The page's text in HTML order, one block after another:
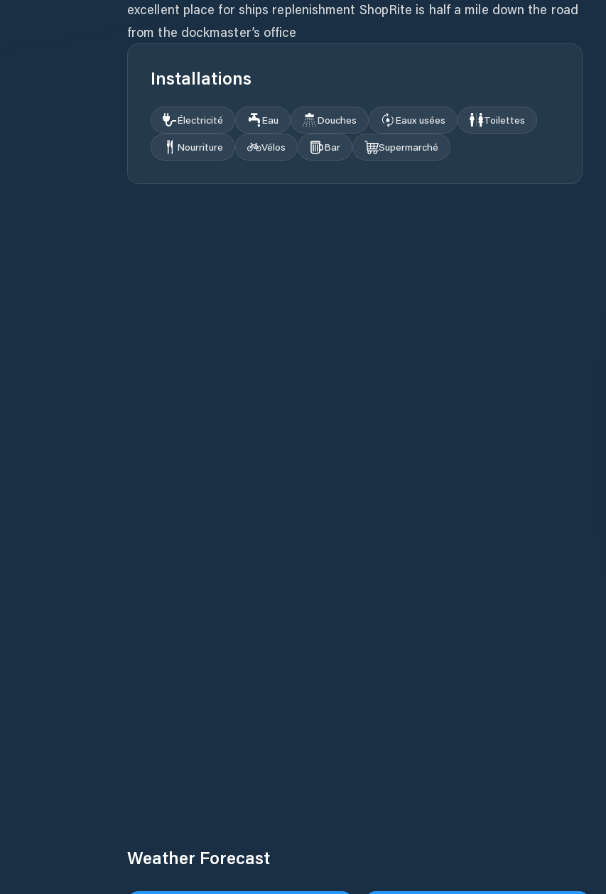
excellent place for ships replenishment ShopRite is half a mile down the road
from the dockmaster’s office
Installations
Électricité Eau Douches Eaux usées
Toilettes
Nourriture
Vélos Bar Supermarché
Weather Forecast